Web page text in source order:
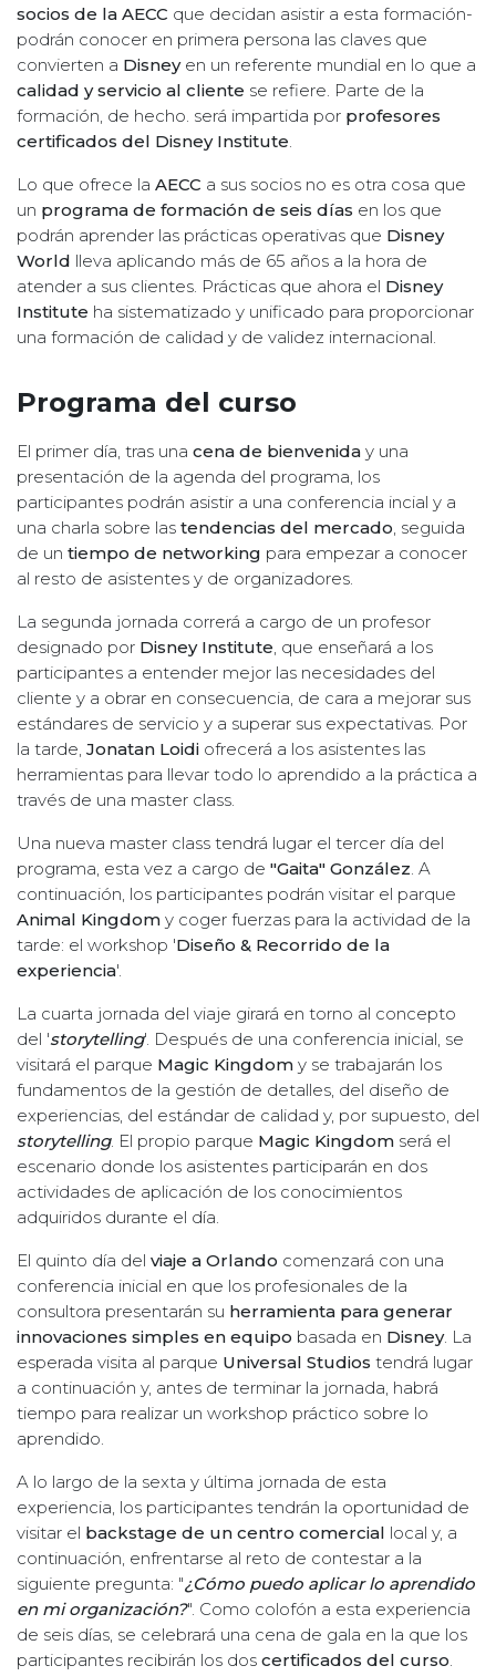
socios de la AECC que decidan asistir a esta formación-
podrán conocer en primera persona las claves que
convierten a Disneyen un referente mundial en lo que a
calidad y servicio al cliente se refiere. Parte de la
formación, de hecho. será impartida por profesores
certificados del Disney Institute.
Lo que ofrece la AECC a sus socios no es otra cosa que
un programa de formación de seis días en los que
podrán aprender las prácticas operativas que Disney
World lleva aplicando más de 65 años a la hora de
atender a sus clientes. Prácticas que ahora el Disney
Institute ha sistematizado y unificado para proporcionar
una formación de calidad y de validez internacional.
Programa del curso
El primer día, tras una cena de bienvenida y una
presentación de la agenda del programa, los
participantes podrán asistir a una conferencia incial y a
una charla sobre las tendencias del mercado, seguida
de un tiempo de networking para empezar a conocer
al resto de asistentes y de organizadores.
La segunda jornada correrá a cargo de un profesor
designado por Disney Institute, que enseñará a los
participantes a entender mejor las necesidades del
cliente y a obrar en consecuencia, de cara a mejorar sus
estándares de servicio y a superar sus expectativas. Por
la tarde, Jonatan Loidi ofrecerá a los asistentes las
herramientas para llevar todo lo aprendido a la práctica a
través de una master class.
Una nueva master class tendrá lugar el tercer día del
programa, esta vez a cargo de "Gaita" González. A
continuación, los participantes podrán visitar el parque
Animal Kingdom y coger fuerzas para la actividad de la
tarde: el workshop 'Diseño & Recorrido de la
experiencia'.
La cuarta jornada del viaje girará en torno al concepto
del 'storytelling'. Después de una conferencia inicial, se
visitará el parque Magic Kingdom y se trabajarán los
fundamentos de la gestión de detalles, del diseño de
experiencias, del estándar de calidad y, por supuesto, del
storytelling. El propio parque Magic Kingdom será el
escenario donde los asistentes participarán en dos
actividades de aplicación de los conocimientos
adquiridos durante el día.
El quinto día del viaje a Orlando comenzará con una
conferencia inicial en que los profesionales de la
consultora presentarán su herramienta para generar
innovaciones simples en equipo basada en Disney. La
esperada visita al parque Universal Studios tendrá lugar
a continuación y, antes de terminar la jornada, habrá
tiempo para realizar un workshop práctico sobre lo
aprendido.
A lo largo de la sexta y última jornada de esta
experiencia, los participantes tendrán la oportunidad de
visitar el backstage de un centro comercial local y, a
continuación, enfrentarse al reto de contestar a la
siguiente pregunta: "¿Cómo puedo aplicar lo aprendido
en mi organización?". Como colofón a esta experiencia
de seis días, se celebrará una cena de gala en la que los
participantes recibirán los dos certificados del curso.